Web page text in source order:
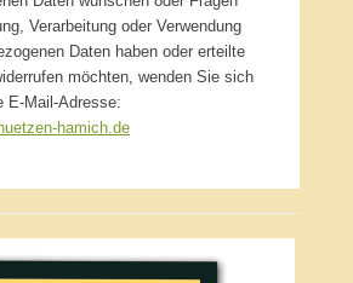
Verarbeitung oder Verwendung
Daten haben oder erteilte
möchten, wenden Sie sich
E-Mail-Adresse:
hamich.de